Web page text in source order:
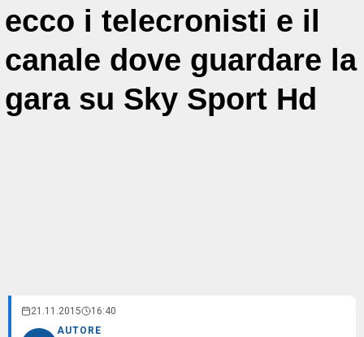
ecco i telecronisti e il
canale dove guardare la
gara su Sky Sport Hd
21.11.2015 16:40
AUTORE